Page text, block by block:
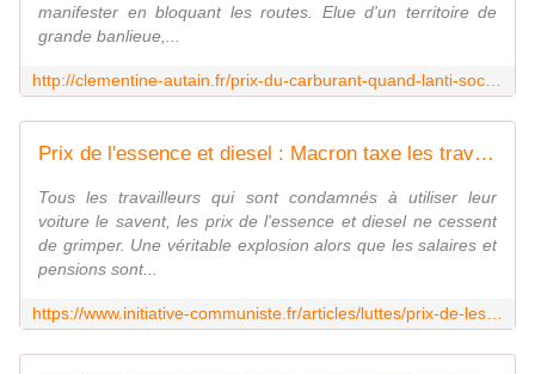
manifester en bloquant les routes. Elue d'un territoire de
grande banlieue,...
Prix de l'essence et diesel : Macron taxe les travailleurs - les chiffres - INITIATIVE COMMUNISTE
Tous les travailleurs qui sont condamnés à utiliser leur
voiture le savent, les prix de l'essence et diesel ne cessent
de grimper. Une véritable explosion alors que les salaires et
pensions sont...